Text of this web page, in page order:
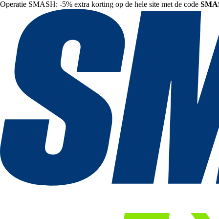
Operatie SMASH: -5% extra korting op de hele site met de code